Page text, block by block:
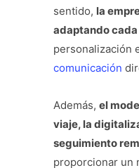
sentido, la
adaptando
personalización
comunicación
Además, el
viaje, la
seguimiento
proporcionar un